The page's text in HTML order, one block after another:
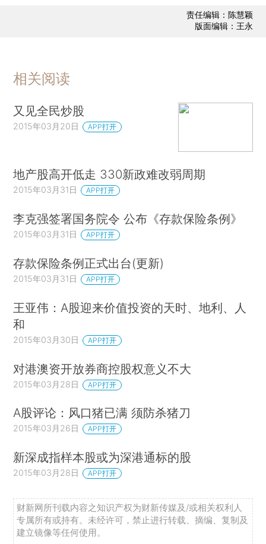
责任编辑：陈慧颖
版面编辑：王永
相关阅读
又见全民炒股
2015年03月20日 APP打开
地产股高开低走 330新政难改弱周期
2015年03月31日 APP打开
李克强签署国务院令 公布《存款保险条例》
2015年03月31日 APP打开
存款保险条例正式出台(更新)
2015年03月31日 APP打开
王亚伟：A股迎来价值投资的天时、地利、人
和
2015年03月30日 APP打开
对港澳资开放券商控股权意义不大
2015年03月28日 APP打开
A股评论：风口猪已满 须防杀猪刀
2015年03月26日 APP打开
新深成指样本股或为深港通标的股
2015年03月28日 APP打开
财新网所刊载内容之知识产权为财新传媒及/或相关权利人
专属所有或持有。未经许可，禁止进行转载、摘编、复制及
建立镜像等任何使用。